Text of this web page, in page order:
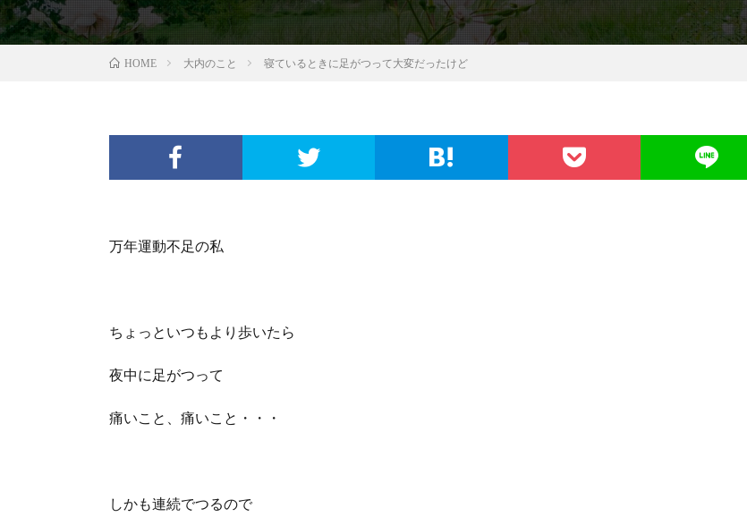
HOME 大内のこと 寝ているときに足がつって大変だったけど
万年運動不足の私
ちょっといつもより歩いたら
夜中に足がつって
痛いこと、痛いこと・・・
しかも連続でつるので